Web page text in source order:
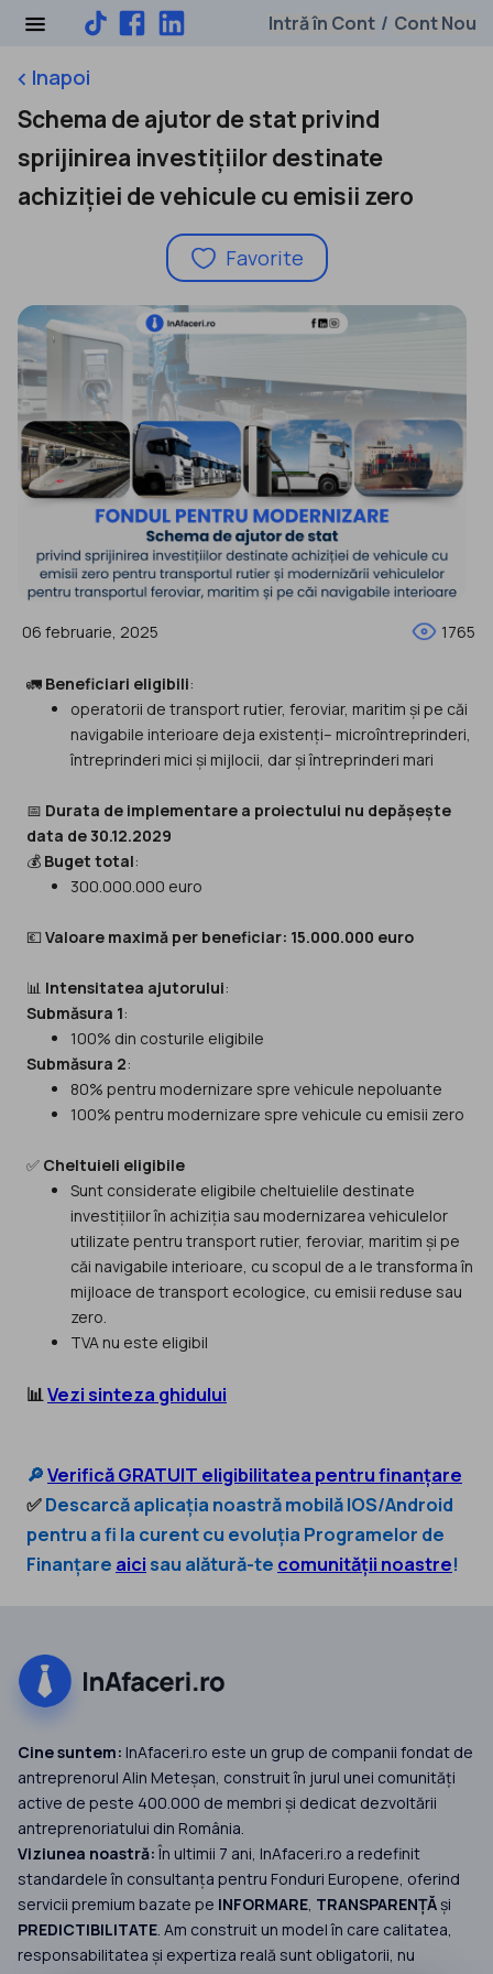
Intră în Cont / Cont Nou
keyboard_arrow_leftInapoi
Schema de ajutor de stat privind
sprijinirea investițiilor destinate
achiziției de vehicule cu emisii zero
Favorite
06 februarie, 2025 1765
🚛 Beneficiari eligibili:
operatorii de transport rutier, feroviar, maritim și pe căi
navigabile interioare deja existenți– microîntreprinderi,
întreprinderi mici și mijlocii, dar și întreprinderi mari
📅 Durata de implementare a proiectului nu depășește
data de 30.12.2029
💰 Buget total:
300.000.000 euro
💶 Valoare maximă per beneficiar: 15.000.000 euro
📊 Intensitatea ajutorului:
Submăsura 1:
100% din costurile eligibile
Submăsura 2:
80% pentru modernizare spre vehicule nepoluante
100% pentru modernizare spre vehicule cu emisii zero
✅ Cheltuieli eligibile
Sunt considerate eligibile cheltuielile destinate
investițiilor în achiziția sau modernizarea vehiculelor
utilizate pentru transport rutier, feroviar, maritim și pe
căi navigabile interioare, cu scopul de a le transforma în
mijloace de transport ecologice, cu emisii reduse sau
zero.
TVA nu este eligibil
📊Vezi sinteza ghidului
🔎Verifică GRATUIT eligibilitatea pentru finanțare
✅Descarcă aplicația noastră mobilă IOS/Android
pentru a fi la curent cu evoluția Programelor de
Finanțare aici sau alătură-te comunității noastre!
Cine suntem: InAfaceri.ro este un grup de companii fondat de
antreprenorul Alin Meteșan, construit în jurul unei comunități
active de peste 400.000 de membri și dedicat dezvoltării
antreprenoriatului din România.
Viziunea noastră:În ultimii 7 ani, InAfaceri.ro a redefinit
standardele în consultanța pentru Fonduri Europene, oferind
servicii premium bazate pe INFORMARE, TRANSPARENȚĂși
PREDICTIBILITATE. Am construit un model în care calitatea,
responsabilitatea și expertiza reală sunt obligatorii, nu